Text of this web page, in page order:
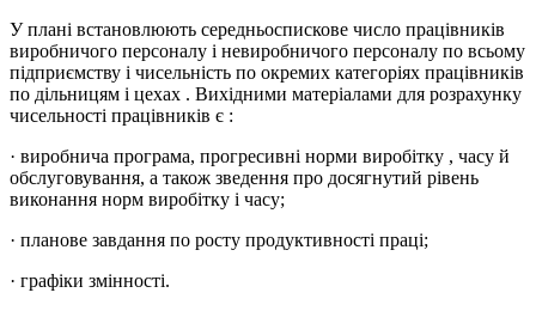
У плані встановлюють середньоспискове число працівників
виробничого персоналу і невиробничого персоналу по всьому
підприємству і чисельність по окремих категоріях працівників
по дільницям і цехах . Вихідними матеріалами для розрахунку
чисельності працівників є :
· виробнича програма, прогресивні норми виробітку , часу й
обслуговування, а також зведення про досягнутий рівень
виконання норм виробітку і часу;
· планове завдання по росту продуктивності праці;
· графіки змінності.